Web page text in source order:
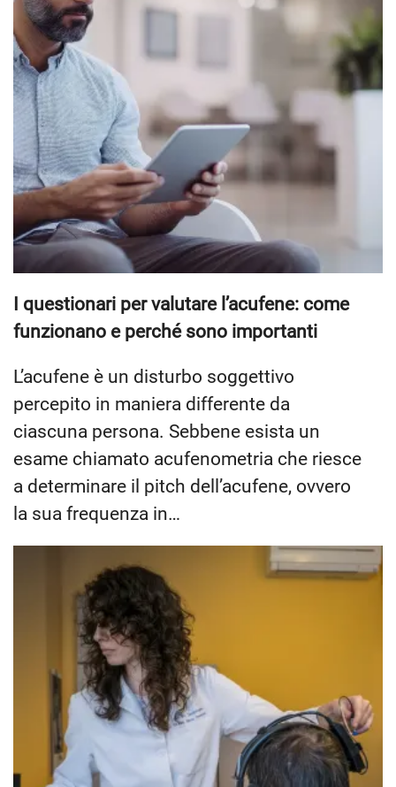
I questionari per valutare l’acufene: come
funzionano e perché sono importanti
L’acufene è un disturbo soggettivo
percepito in maniera differente da
ciascuna persona. Sebbene esista un
esame chiamato acufenometria che riesce
a determinare il pitch dell’acufene, ovvero
la sua frequenza in…